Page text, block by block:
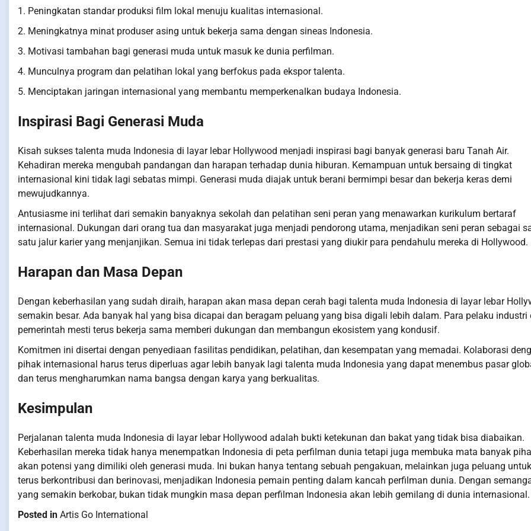
1. Peningkatan standar produksi film lokal menuju kualitas internasional.
2. Meningkatnya minat produser asing untuk bekerja sama dengan sineas Indonesia.
3. Motivasi tambahan bagi generasi muda untuk masuk ke dunia perfilman.
4. Munculnya program dan pelatihan lokal yang berfokus pada ekspor talenta.
5. Menciptakan jaringan internasional yang membantu memperkenalkan budaya Indonesia.
Inspirasi Bagi Generasi Muda
Kisah sukses talenta muda Indonesia di layar lebar Hollywood menjadi inspirasi bagi banyak generasi baru Tanah Air.
Kehadiran mereka mengubah pandangan dan harapan terhadap dunia hiburan. Kemampuan untuk bersaing di tingkat
internasional kini tidak lagi sebatas mimpi. Generasi muda diajak untuk berani bermimpi besar dan bekerja keras demi
mewujudkannya.
Antusiasme ini terlihat dari semakin banyaknya sekolah dan pelatihan seni peran yang menawarkan kurikulum bertaraf
internasional. Dukungan dari orang tua dan masyarakat juga menjadi pendorong utama, menjadikan seni peran sebagai
satu jalur karier yang menjanjikan. Semua ini tidak terlepas dari prestasi yang diukir para pendahulu mereka di Hollywood.
Harapan dan Masa Depan
Dengan keberhasilan yang sudah diraih, harapan akan masa depan cerah bagi talenta muda Indonesia di layar lebar
semakin besar. Ada banyak hal yang bisa dicapai dan beragam peluang yang bisa digali lebih dalam. Para pelaku industri
pemerintah mesti terus bekerja sama memberi dukungan dan membangun ekosistem yang kondusif.
Komitmen ini disertai dengan penyediaan fasilitas pendidikan, pelatihan, dan kesempatan yang memadai. Kolaborasi
pihak internasional harus terus diperluas agar lebih banyak lagi talenta muda Indonesia yang dapat menembus pasar
dan terus mengharumkan nama bangsa dengan karya yang berkualitas.
Kesimpulan
Perjalanan talenta muda Indonesia di layar lebar Hollywood adalah bukti ketekunan dan bakat yang tidak bisa diabaikan.
Keberhasilan mereka tidak hanya menempatkan Indonesia di peta perfilman dunia tetapi juga membuka mata banyak
akan potensi yang dimiliki oleh generasi muda. Ini bukan hanya tentang sebuah pengakuan, melainkan juga peluang untuk
terus berkontribusi dan berinovasi, menjadikan Indonesia pemain penting dalam kancah perfilman dunia. Dengan
yang semakin berkobar, bukan tidak mungkin masa depan perfilman Indonesia akan lebih gemilang di dunia internasional.
Posted in Artis Go International